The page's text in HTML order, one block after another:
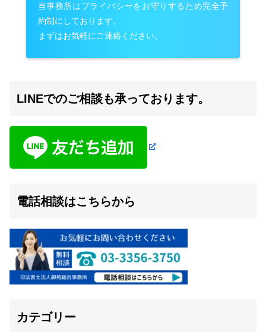
当事務所はプライバシーをお守りするため完全予
約制にしております。
まずはお気軽にご連絡ください。
LINEでのご相談も承っております。
電話相談はこちらから
カテゴリー